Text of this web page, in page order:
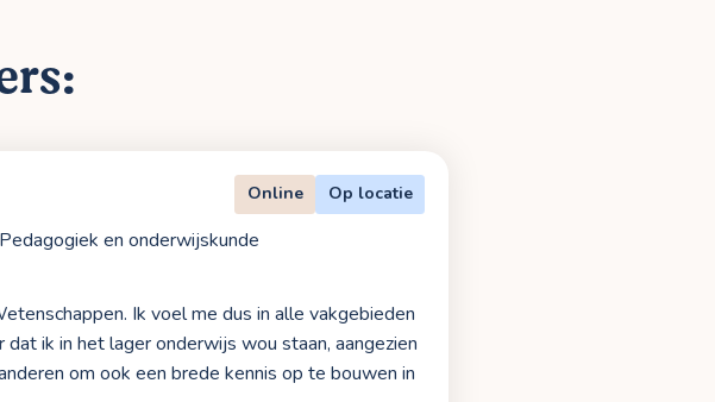
Online Op locatie
en onderwijskunde
Ik voel me dus in alle vakgebieden
ik in het lager onderwijs wou staan, aangezien
om ook een brede kennis op te bouwen in